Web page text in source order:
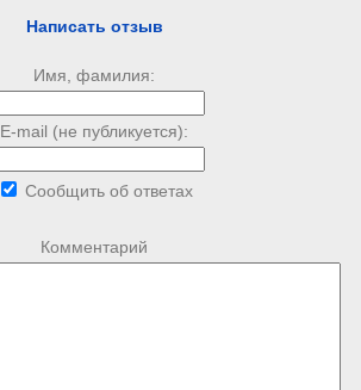
Написать отзыв
Имя, фамилия:
E-mail (не публикуется):
Сообщить об ответах
Комментарий